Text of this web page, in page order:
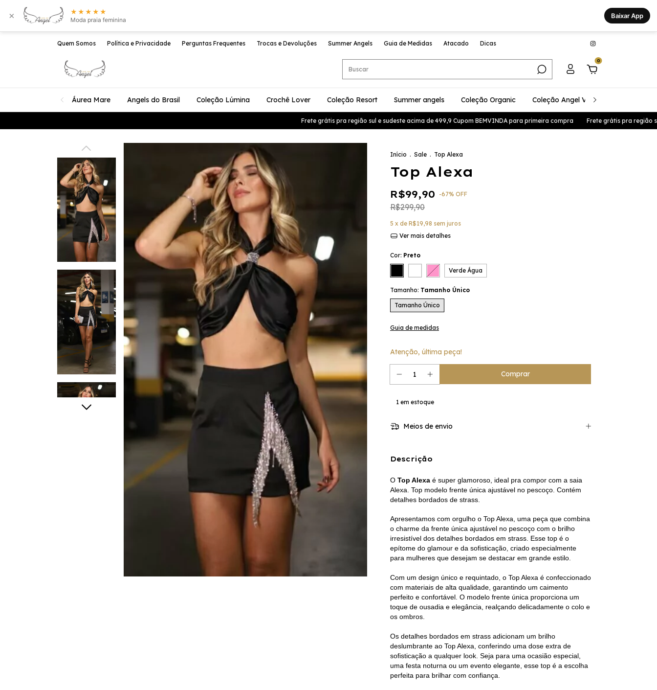
× ★★★★★
Moda praia feminina Baixar App
Quem Somos Política e Privacidade Perguntas Frequentes Trocas e Devoluções Summer Angels Guia de Medidas Atacado Dicas
0
Áurea Mare Angels do Brasil Coleção Lúmina Crochê Lover Coleção Resort Summer angels Coleção Organic Coleção Angel Vibes
Frete grátis pra região sul e sudeste acima de 499,9 Cupom BEMVINDA para primeira compra Frete grátis pra região sul e sudeste
Início . Sale . Top Alexa
Top Alexa
R$99,90 -67% OFF
R$299,90
5 x de R$19,98 sem juros
Ver mais detalhes
Cor: Preto
Verde Água
Tamanho: Tamanho Único
Tamanho Único
Guia de medidas
Atenção, última peça!
1em estoque
Meios de envio
Descrição
O Top Alexa é super glamoroso, ideal pra compor com a saia
Alexa. Top modelo frente única ajustável no pescoço. Contém
detalhes bordados de strass.
Apresentamos com orgulho o Top Alexa, uma peça que combina
o charme da frente única ajustável no pescoço com o brilho
irresistível dos detalhes bordados em strass. Esse top é o
epítome do glamour e da sofisticação, criado especialmente
para mulheres que desejam se destacar em grande estilo.
Com um design único e requintado, o Top Alexa é confeccionado
com materiais de alta qualidade, garantindo um caimento
perfeito e confortável. O modelo frente única proporciona um
toque de ousadia e elegância, realçando delicadamente o colo e
os ombros.
Os detalhes bordados em strass adicionam um brilho
deslumbrante ao Top Alexa, conferindo uma dose extra de
sofisticação a qualquer look. Seja para uma ocasião especial,
uma festa noturna ou um evento elegante, esse top é a escolha
perfeita para brilhar com confiança.